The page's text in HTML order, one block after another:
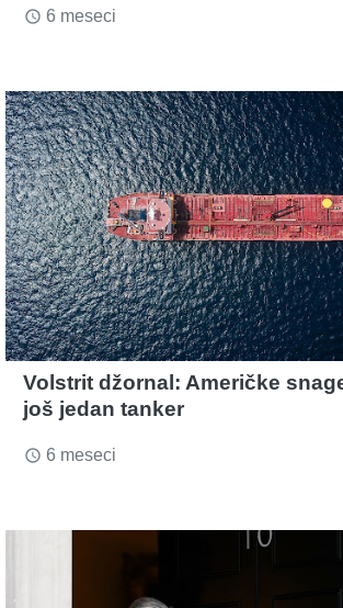
access_time 6 meseci
Volstrit džornal: Američke
još jedan tanker
access_time 6 meseci